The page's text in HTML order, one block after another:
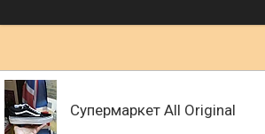
Супермаркет All Original